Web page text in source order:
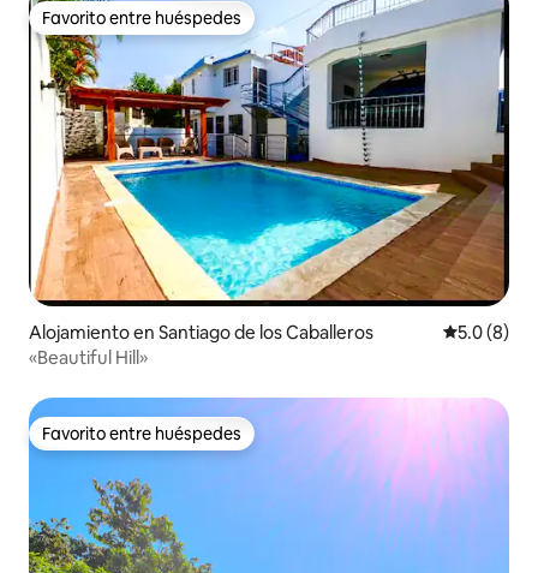
Favorito entre huéspedes
Favorito entre huéspedes
Alojamiento en Santiago de los Caballeros
5.0 (8)
«Beautiful Hill»
Favorito entre huéspedes
Favorito entre huéspedes